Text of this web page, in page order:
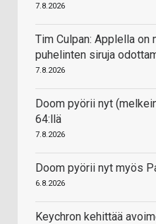
7.8.2026
Tim Culpan: Applella
puhelinten siruja
7.8.2026
Doom pyörii nyt
64:llä
7.8.2026
Doom pyörii nyt myös
6.8.2026
Keychron kehittää